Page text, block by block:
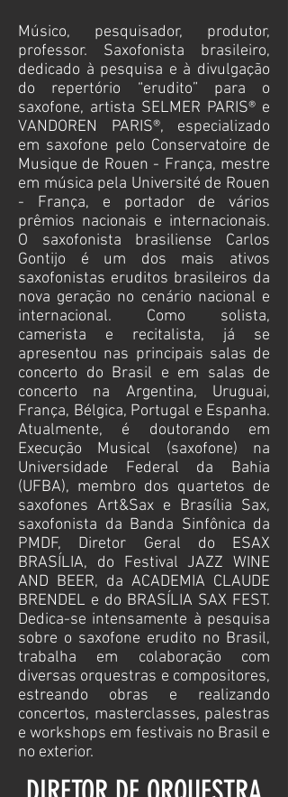
Músico, pesquisador, produtor,
professor. Saxofonista brasileiro,
dedicado à pesquisa e à divulgação
do repertório “erudito” para o
saxofone, artista SELMER PARIS® e
VANDOREN PARIS®, especializado
em saxofone pelo Conservatoire de
Musique de Rouen - França, mestre
em música pela Université de Rouen
- França, e portador de vários
prêmios nacionais e internacionais.
O saxofonista brasiliense Carlos
Gontijo é um dos mais ativos
saxofonistas eruditos brasileiros da
nova geração no cenário nacional e
internacional. Como solista,
camerista e recitalista, já se
apresentou nas principais salas de
concerto do Brasil e em salas de
concerto na Argentina, Uruguai,
França, Bélgica, Portugal e Espanha.
Atualmente, é doutorando em
Execução Musical (saxofone) na
Universidade Federal da Bahia
(UFBA), membro dos quartetos de
saxofones Art&Sax e Brasília Sax,
saxofonista da Banda Sinfônica da
PMDF, Diretor Geral do ESAX
BRASÍLIA, do Festival JAZZ WINE
AND BEER, da ACADEMIA CLAUDE
BRENDEL e do BRASÍLIA SAX FEST.
Dedica-se intensamente à pesquisa
sobre o saxofone erudito no Brasil,
trabalha em colaboração com
diversas orquestras e compositores,
estreando obras e realizando
concertos, masterclasses, palestras
e workshops em festivais no Brasil e
no exterior.